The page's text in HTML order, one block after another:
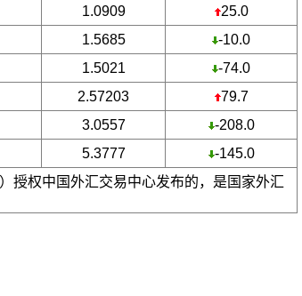
1.0909
25.0
1.5685
-10.0
1.5021
-74.0
2.57203
79.7
3.0557
-208.0
5.3777
-145.0
授权中国外汇交易中心发布的，是国家外汇